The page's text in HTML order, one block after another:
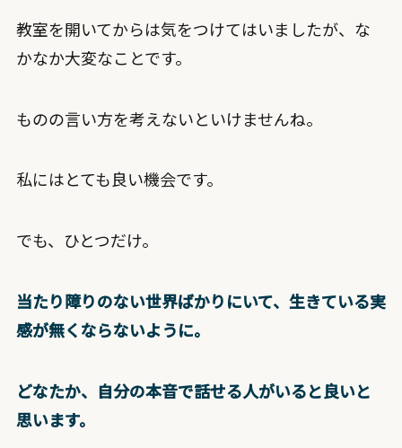
教室を開いてからは気をつけてはいましたが、な
かなか大変なことです。
ものの言い方を考えないといけませんね。
私にはとても良い機会です。
でも、ひとつだけ。
当たり障りのない世界ばかりにいて、生きている実
感が無くならないように。
どなたか、自分の本音で話せる人がいると良いと
思います。